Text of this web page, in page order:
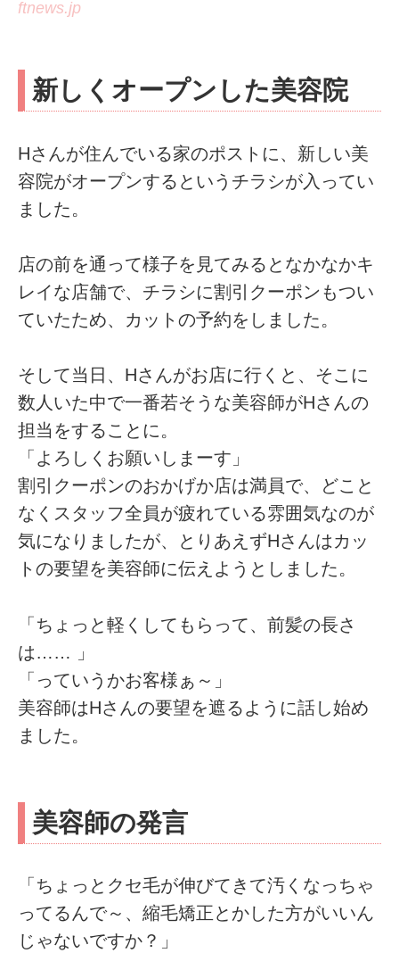
ftnews.jp
新しくオープンした美容院
Hさんが住んでいる家のポストに、新しい美
容院がオープンするというチラシが入ってい
ました。
店の前を通って様子を見てみるとなかなかキ
レイな店舗で、チラシに割引クーポンもつい
ていたため、カットの予約をしました。
そして当日、Hさんがお店に行くと、そこに
数人いた中で一番若そうな美容師がHさんの
担当をすることに。
「よろしくお願いしまーす」
割引クーポンのおかげか店は満員で、どこと
なくスタッフ全員が疲れている雰囲気なのが
気になりましたが、とりあえずHさんはカッ
トの要望を美容師に伝えようとしました。
「ちょっと軽くしてもらって、前髪の長さ
は…… 」
「っていうかお客様ぁ～」
美容師はHさんの要望を遮るように話し始め
ました。
美容師の発言
「ちょっとクセ毛が伸びてきて汚くなっちゃ
ってるんで～、縮毛矯正とかした方がいいん
じゃないですか？」